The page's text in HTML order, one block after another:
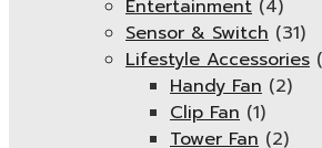
Entertainment (4)
Sensor & Switch (31)
Lifestyle Accessories
Handy Fan (2)
Clip Fan (1)
Tower Fan (2)